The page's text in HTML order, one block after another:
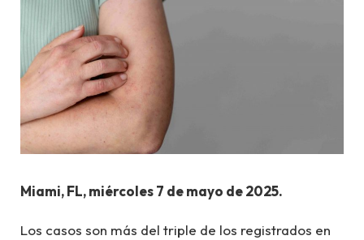
Miami, FL, miércoles 7 de mayo de 2025.
Los casos son más del triple de los registrados en